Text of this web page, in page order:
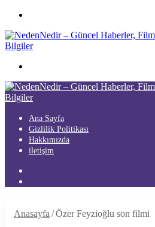
...
Ana Sayfa
Gizlilik Politikası
Hakkımızda
iletişim
Anasayfa /Özer Feyzioğlu son filmi